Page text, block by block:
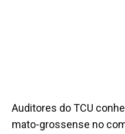
Auditores do TCU
mato-grossense no